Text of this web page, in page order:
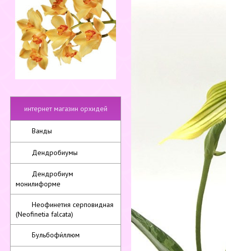
интернет магазин орхидей
Ванды
Дендробиумы
Дендробиум
монилиформе
Неофинетия серповидная
(Neofinetia falcata)
Бульбофи́ллюм